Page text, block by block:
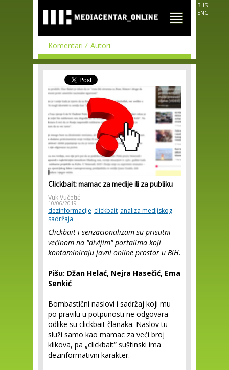
main
content
BHS
ENG
Komentari Autori
Clickbait: mamac za medije ili za publiku
Vuk Vučetić
10/06/2019
dezinformacije clickbait analiza medijskog
sadržaja
Clickbait i senzacionalizam su prisutni
većinom na "divljim" portalima koji
kontaminiraju javni online prostor u BiH.
Pišu: Džan Helać, Nejra Hasečić, Ema
Senkić
Bombastični naslovi i sadržaj koji mu
po pravilu u potpunosti ne odgovara
odlike su clickbait članaka. Naslov tu
služi samo kao mamac za veći broj
klikova, pa „clickbait“ suštinski ima
dezinformativni karakter.